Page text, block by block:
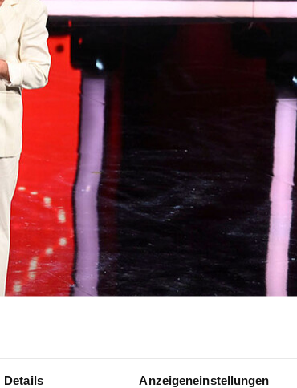
Details Anzeigeneinstellungen